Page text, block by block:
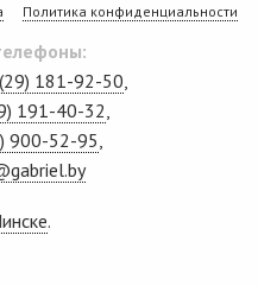
Политика конфиденциальности
181-92-50
191-40-32
900-52-95
.